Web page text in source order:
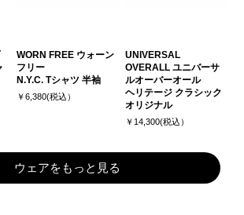
WORN FREE ウォーン
フリー
N.Y.C. Tシャツ 半袖
￥6,380(税込）
UNIVERSAL
OVERALL ユニバーサ
ルオーバーオール
ヘリテージ クラシック
オリジナル
￥14,300(税込）
ウェアをもっと見る